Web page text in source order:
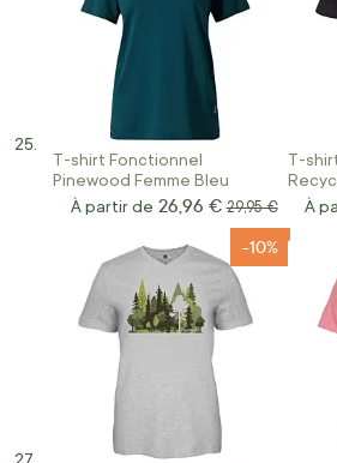
T-shirt Fonctionnel
Pinewood Femme Bleu
À partir de 26,96 € Prix normal
29,95 €
T-
À
-10%